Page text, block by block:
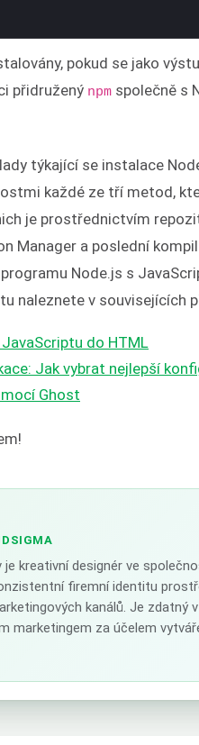
pokud se jako
přidružený npm společně s
týkající se instalace
každé ze tří metod,
je prostřednictvím
Manager a poslední
Node.js s
naleznete v souvisejících
do HTML
Jak vybrat nejlepší
Ghost
je kreativní designér ve
firemní identitu
kanálů. Je zdatný
marketingem za účelem